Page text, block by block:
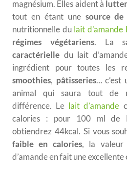
magnésium. Elles aident à
tout en étant une source
nutritionnelle du lait d’amande
régimes végétariens. La
caractérielle du lait
ingrédient pour toutes les
smoothies, pâtisseries… c’est
animal qui saura tout de
différence. Le lait d’amande
calories : pour 100 ml de
obtiendrez 44kcal. Si vous
faible en calories, la valeur
d’amande en fait une excellente